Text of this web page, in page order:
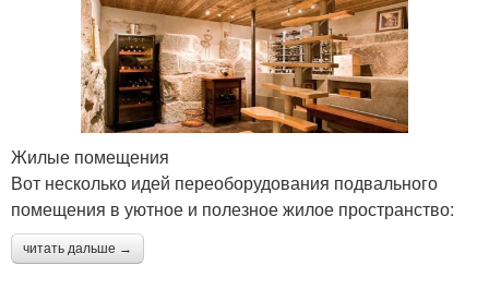
Жилые помещения
Вот несколько идей переоборудования подвального
помещения в уютное и полезное жилое пространство:
читать дальше →